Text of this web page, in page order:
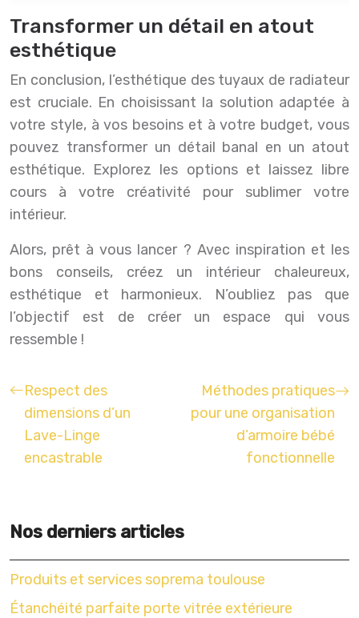
Transformer un détail en atout
esthétique
En conclusion, l’esthétique des tuyaux de radiateur
est cruciale. En choisissant la solution adaptée à
votre style, à vos besoins et à votre budget, vous
pouvez transformer un détail banal en un atout
esthétique. Explorez les options et laissez libre
cours à votre créativité pour sublimer votre
intérieur.
Alors, prêt à vous lancer ? Avec inspiration et les
bons conseils, créez un intérieur chaleureux,
esthétique et harmonieux. N’oubliez pas que
l’objectif est de créer un espace qui vous
ressemble !
Respect des
dimensions d’un
Lave-Linge
encastrable
Méthodes pratiques
pour une organisation
d’armoire bébé
fonctionnelle
Nos derniers articles
Produits et services soprema toulouse
Étanchéité parfaite porte vitrée extérieure